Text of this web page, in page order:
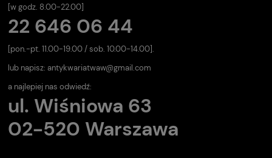
[w godz. 8.00-22.00]
22 646 06 44
[pon.-pt. 11.00-19.00 / sob. 10.00-14.00].
lub napisz: antykwariatwaw@gmail.com
a najlepiej nas odwiedź:
ul. Wiśniowa 63
02-520 Warszawa